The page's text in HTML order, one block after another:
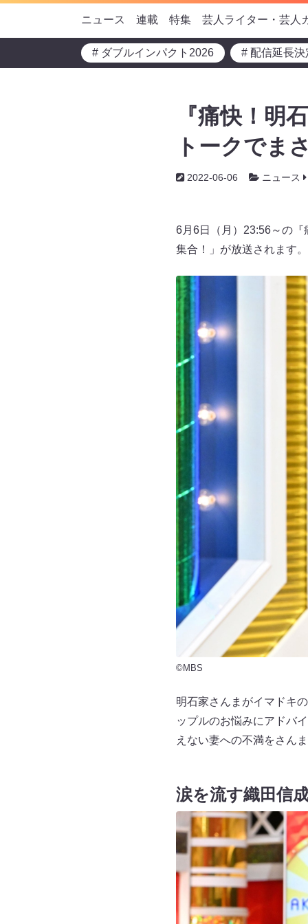
ニュース 連載 特集 芸人ライター・芸人
# ダブルインパクト2026 # 配信延長決
『痛快！明
トークでま
2022-06-06 ニュース
6月6日（月）23:56～の
集合！」が放送されます。
©MBS
明石家さんまがイマドキ
ップルのお悩みにアドバ
えない妻への不満をさ
涙を流す織田信